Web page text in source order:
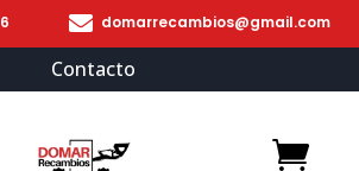
 domarrecambios@gmail.com
Contacto